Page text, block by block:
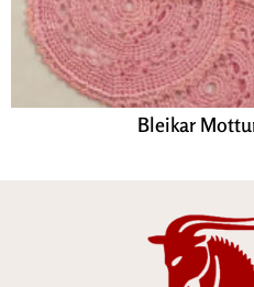
Bleikar